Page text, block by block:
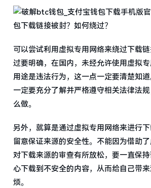
可以尝试利用虚拟专用网络来绕过下载
过要明确，在国内，未经允许使用虚拟
用途是违法行为，这一点一定要清楚知道
一定要充分了解并严格遵守相关法律法
么做。
另外，就算是通过虚拟专用网络来进行
留意保证来源的安全性。不能因为借助
对下载来源的审查有所放松，要一直保
心下载到不安全的内容，从而给自己带
烦。